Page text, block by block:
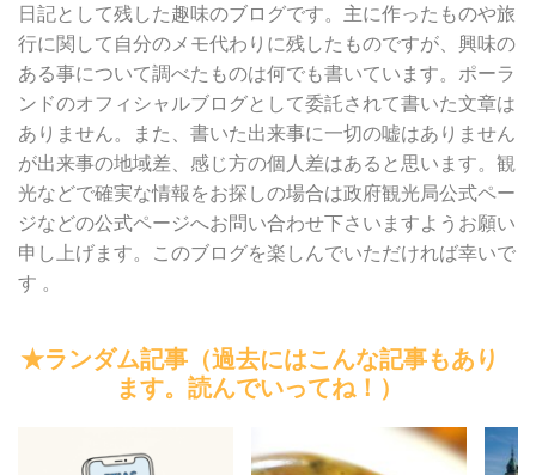
日記として残した趣味のブログです。主に作ったものや旅
行に関して自分のメモ代わりに残したものですが、興味の
ある事について調べたものは何でも書いています。ポーラ
ンドのオフィシャルブログとして委託されて書いた文章は
ありません。また、書いた出来事に一切の嘘はありません
が出来事の地域差、感じ方の個人差はあると思います。観
光などで確実な情報をお探しの場合は政府観光局公式ペー
ジなどの公式ページへお問い合わせ下さいますようお願い
申し上げます。このブログを楽しんでいただければ幸いで
す 。
★ランダム記事（過去にはこんな記事もあり
ます。読んでいってね！）